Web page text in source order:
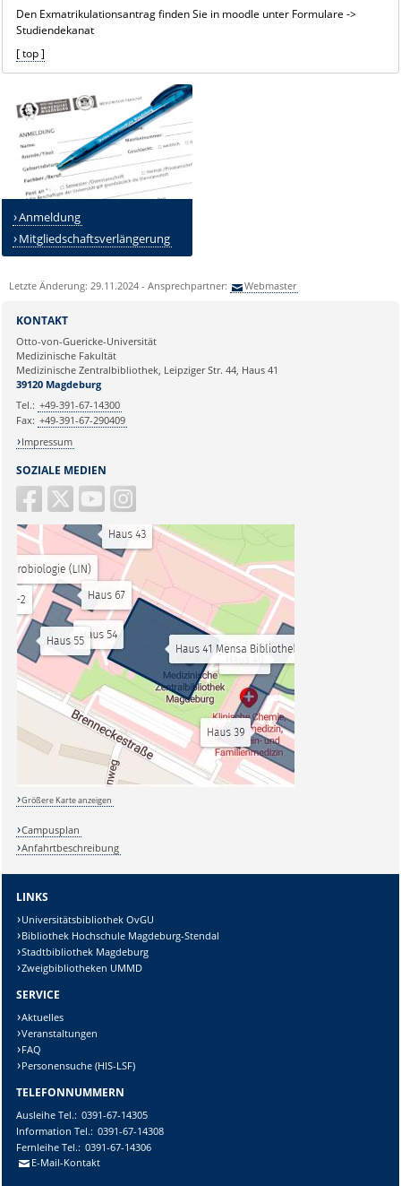
Den Exmatrikulationsantrag finden Sie in moodle unter Formulare ->
Studiendekanat
[ top ]
Anmeldung
Mitgliedschaftsverlängerung
Letzte Änderung: 29.11.2024 - Ansprechpartner: Webmaster
SOZIALE MEDIEN
KONTAKT
Otto-von-Guericke-Universität
Medizinische Fakultät
Medizinische Zentralbibliothek, Leipziger Str. 44, Haus 41
39120 Magdeburg
Tel.: +49-391-67-14300
Fax: +49-391-67-290409
Impressum
Größere Karte anzeigen
Campusplan
Anfahrtbeschreibung
LINKS
Universitätsbibliothek OvGU
Bibliothek Hochschule Magdeburg-Stendal
Stadtbibliothek Magdeburg
Zweigbibliotheken UMMD
SERVICE
Aktuelles
Veranstaltungen
FAQ
Personensuche (HIS-LSF)
TELEFONNUMMERN
AusleiheTel.: 0391-67-14305
Information Tel.: 0391-67-14308
FernleiheTel.: 0391-67-14306
E-Mail-Kontakt